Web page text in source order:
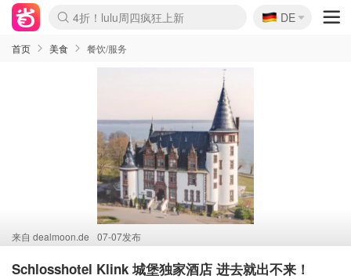
Boticinal 夏促开抢！
4折！lulu周四疯狂上新
还没结束！&OtherStories大促
Joybuy变相75折 随时失效
速领！Stanley独家85折
疑似霸哥！Camper额外叠85折
Zalando 奥莱闪促！每日更新
Moncler反季囤！5折起+叠9折
Coach Brooklyn仅€192
🇩🇪
DE
首页 美食 餐饮/服务
来自 dealmoon.de 07-07发布
Schlosshotel Klink 城堡独家酒店 进去就出不来！